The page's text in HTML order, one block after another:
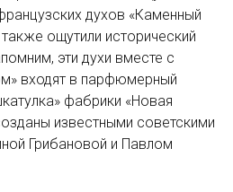
духов «Каменный
ощутили исторический
эти духи вместе с
входят в парфюмерный
фабрики «Новая
известными советскими
Грибановой и Павлом